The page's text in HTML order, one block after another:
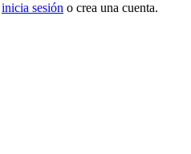
inicia sesión o crea una cuenta.